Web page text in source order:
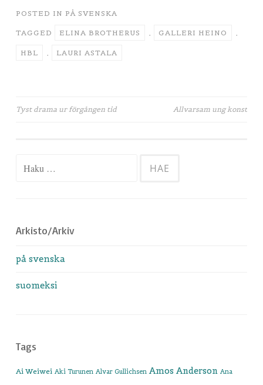
POSTED IN PÅ SVENSKA
TAGGED ELINA BROTHERUS , GALLERI HEINO ,
HBL , LAURI ASTALA
Artikkelien
Tyst drama ur förgången tid Allvarsam ung konst
Haku:
Arkisto/Arkiv
på svenska
suomeksi
Tags
Ai Weiwei Aki Turunen Alvar Gullichsen Amos Anderson Ana